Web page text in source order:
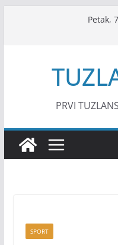
Petak,
PRVI
SPORT